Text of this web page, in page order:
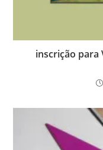
inscrição para